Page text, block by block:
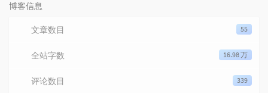
博客信息
55
文章数目
16.98 万
全站字数
339
评论数目